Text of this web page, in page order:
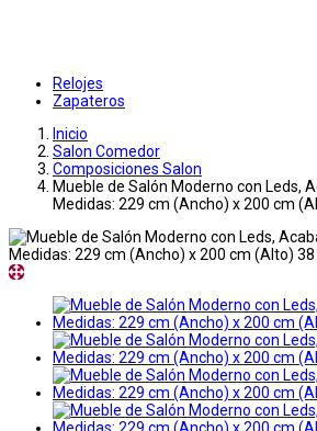
Relojes
Zapateros
Inicio
Salon Comedor
Composiciones Salon
Mueble de Salón Moderno con Leds,
Medidas: 229 cm (Ancho) x 200 cm